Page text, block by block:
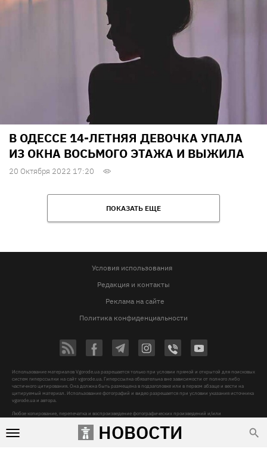
НОВОСТИ
В ОДЕССЕ 14-ЛЕТНЯЯ ДЕВОЧКА УПАЛА
ИЗ ОКНА ВОСЬМОГО ЭТАЖА И ВЫЖИЛА
20 Октября 2022 17:20
ПОКАЗАТЬ ЕЩЕ
Условия использования
Редакция и контакты
Реклама на сайте
Политика конфиденциальности
Использование материалов Vgorode.ua разрешается только при условии прямой и открытой для поисковых
систем гиперссылки на сайт vgorode.ua. Гиперссылка обязательна вне зависимости от полного либо
частичного цитирования. Она должна быть размещена в подзаголовке или в первом абзаце и вести на
цитируемый материал. Использование фотографий и видео разрешается при условии указания источника
vgorode.ua и автора.
Любое копирование, перепечатка и воспроизведение фотографических произведений и/или
Субъект в сфере онлайн-медиа, Название онлайн-медиа - «VGORODE», Адрес: 02091, місто Київ,
ХАРКІВСЬКЕ ШОСЕ, будинок 172-Б, офіс 208/1, E-mail:
sunlight@mediadim.com.ua